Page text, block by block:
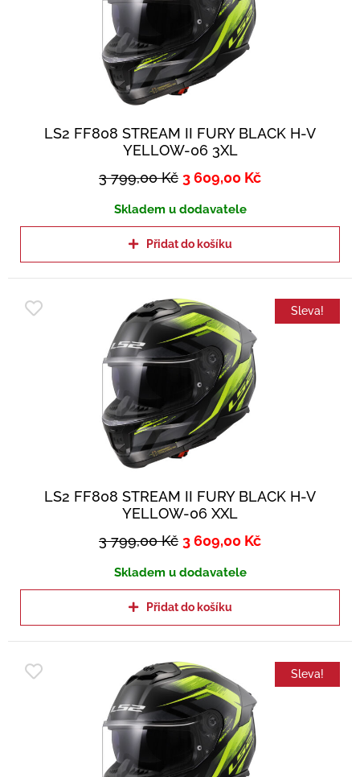
LS2 FF808 STREAM II FURY BLACK H-V
YELLOW-06 3XL
3 799,00Kč 3 609,00 Kč
Skladem u dodavatele
Přidat do košíku
Sleva!
LS2 FF808 STREAM II FURY BLACK H-V
YELLOW-06 XXL
3 799,00Kč 3 609,00 Kč
Skladem u dodavatele
Přidat do košíku
Sleva!